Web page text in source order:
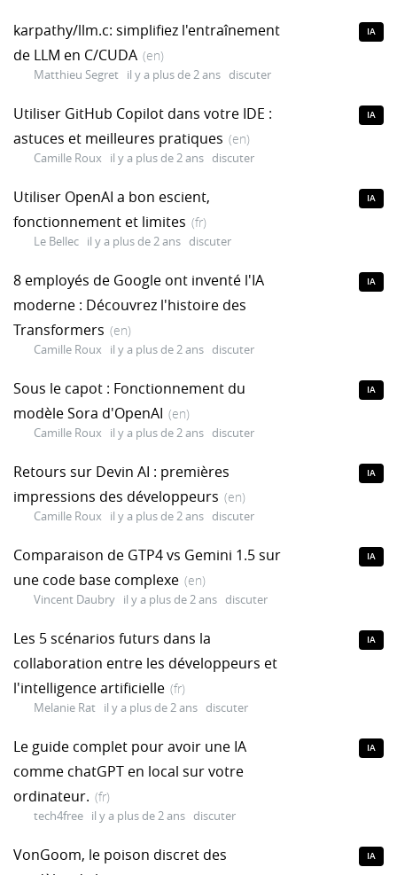
karpathy/llm.c: simplifiez l'entraînement
de LLM en C/CUDA (en)
Matthieu Segret il y a plus de 2 ans discuter
IA
Utiliser GitHub Copilot dans votre IDE :
astuces et meilleures pratiques (en)
Camille Roux il y a plus de 2 ans discuter
IA
Utiliser OpenAI a bon escient,
fonctionnement et limites (fr)
Le Bellec il y a plus de 2 ans discuter
IA
8 employés de Google ont inventé l'IA
moderne : Découvrez l'histoire des
Transformers (en)
Camille Roux il y a plus de 2 ans discuter
IA
Sous le capot : Fonctionnement du
modèle Sora d'OpenAI (en)
Camille Roux il y a plus de 2 ans discuter
IA
Retours sur Devin AI : premières
impressions des développeurs (en)
Camille Roux il y a plus de 2 ans discuter
IA
Comparaison de GTP4 vs Gemini 1.5 sur
une code base complexe (en)
Vincent Daubry il y a plus de 2 ans discuter
IA
Les 5 scénarios futurs dans la
collaboration entre les développeurs et
l'intelligence artificielle (fr)
Melanie Rat il y a plus de 2 ans discuter
IA
Le guide complet pour avoir une IA
comme chatGPT en local sur votre
ordinateur. (fr)
tech4free il y a plus de 2 ans discuter
IA
VonGoom, le poison discret des
IA